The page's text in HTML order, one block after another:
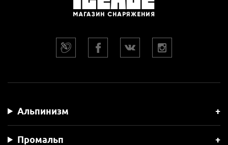
Альпинизм
Промальп